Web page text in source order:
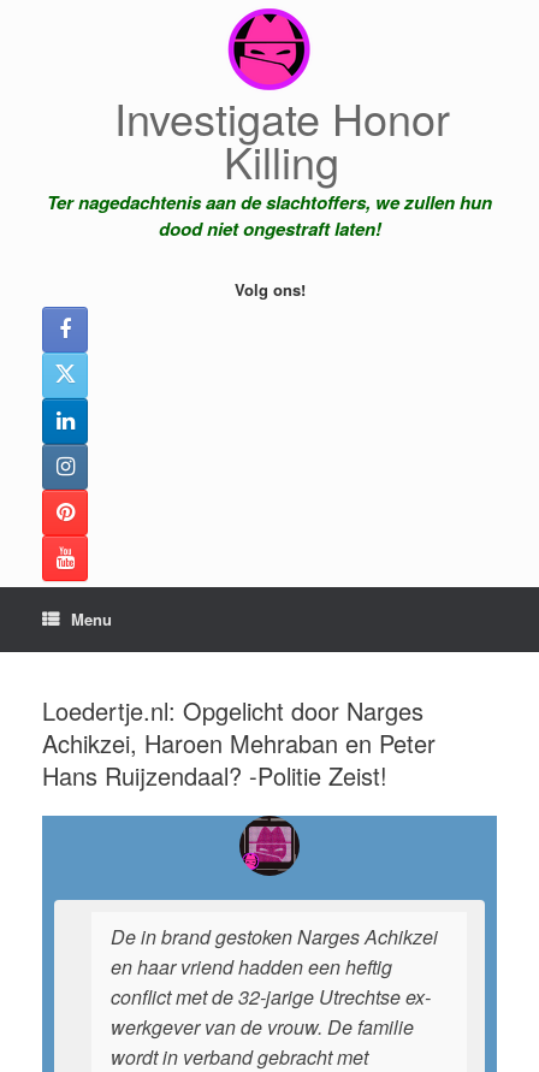
Investigate Honor
Killing
Ter nagedachtenis aan de slachtoffers, we zullen hun
dood niet ongestraft laten!
Volg ons!
Menu
Loedertje.nl: Opgelicht door Narges
Achikzei, Haroen Mehraban en Peter
Hans Ruijzendaal? -Politie Zeist!
De in brand gestoken Narges Achikzei
en haar vriend hadden een heftig
conflict met de 32-jarige Utrechtse ex-
werkgever van de vrouw. De familie
wordt in verband gebracht met